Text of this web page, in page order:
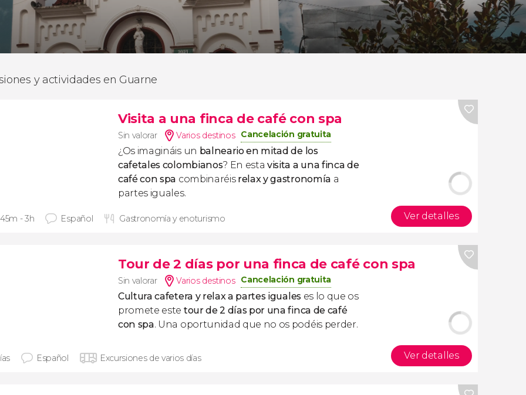
y actividades en Guarne
Visita a una finca de café con spa
Sin valorar Varios destinos Cancelación gratuita
¿Os imagináis un balneario en mitad de los
cafetales colombianos? En estavisita a una finca de
café con spa combinaréis relax y gastronomía a
partes iguales.
- 3h Español Gastronomía y enoturismo Ver detalles
Tour de 2 días por una finca de café con spa
Sin valorar Varios destinos Cancelación gratuita
Cultura cafetera y relax a partes iguales es lo que os
promete este tour de 2 días por una finca de café
con spa. Una oportunidad que no os podéis perder.
Español Excursiones de varios días Ver detalles